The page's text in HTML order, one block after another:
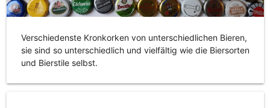
Verschiedenste Kronkorken von unterschiedlichen Bieren,
sie sind so unterschiedlich und vielfältig wie die Biersorten
und Bierstile selbst.